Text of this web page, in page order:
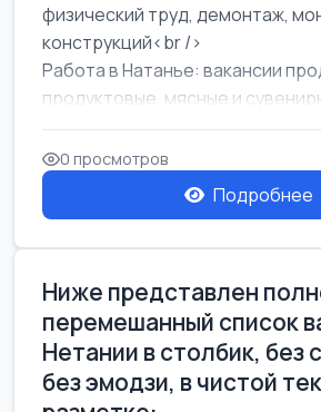
физический труд, демонтаж,
конструкций<br />
Работа в Натанье: вакансии
продуктовые, мясные и
Разнорабочий на сборку м...
0 просмотров
Подробнее
Ниже представлен
перемешанный список
Нетании в столбик, без
без эмодзи, в чистой